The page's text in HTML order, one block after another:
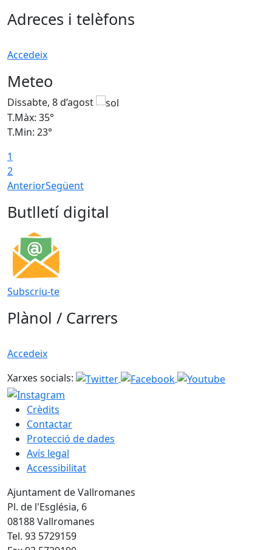
Adreces i telèfons
Accedeix
Meteo
Dissabte, 8 d’agost
T.Màx: 35°
T.Min: 23°
1
2
AnteriorSegüent
Butlletí digital
Subscriu-te
Plànol / Carrers
Accedeix
Xarxes socials:
Crèdits
Contactar
Protecció de dades
Avís legal
Accessibilitat
Ajuntament de Vallromanes
Pl. de l'Església, 6
08188 Vallromanes
Tel. 93 5729159